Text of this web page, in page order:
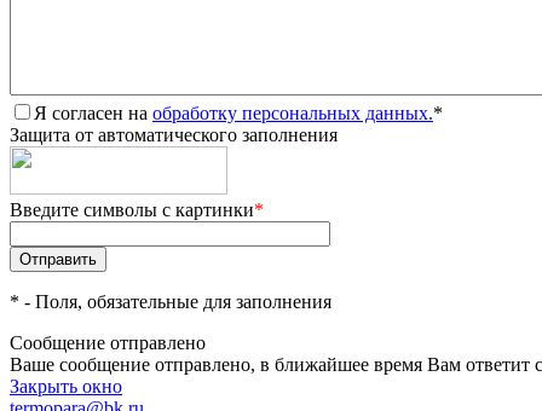
Я согласен на обработку персональных данных.*
Защита от автоматического заполнения
Введите символы с картинки*
* - Поля, обязательные для заполнения
Сообщение отправлено
Ваше сообщение отправлено, в ближайшее время Вам ответит
Закрыть окно